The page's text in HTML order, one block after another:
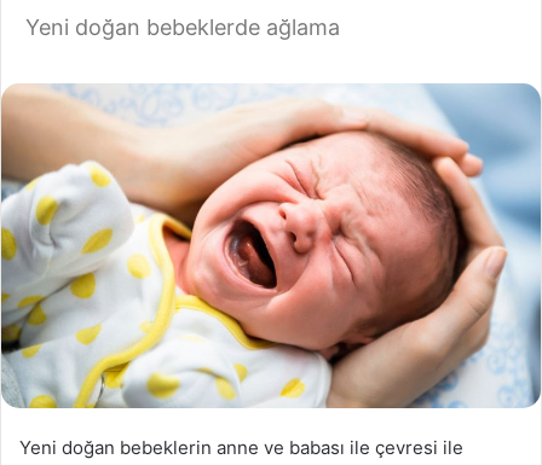
Yeni doğan bebeklerde ağlama
Yeni doğan bebeklerin anne ve babası ile çevresi ile